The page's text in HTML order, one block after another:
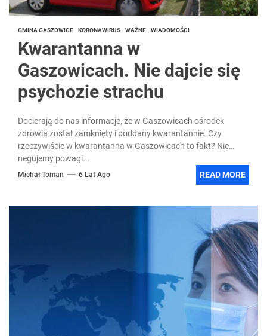
GMINA GASZOWICE KORONAWIRUS WAŻNE WIADOMOŚCI
Kwarantanna w
Gaszowicach. Nie dajcie się
psychozie strachu
Docierają do nas informacje, że w Gaszowicach ośrodek
zdrowia został zamknięty i poddany kwarantannie. Czy
rzeczywiście w kwarantanna w Gaszowicach to fakt? Nie
negujemy powagi...
Michał Toman 6 Lat Ago READ MORE